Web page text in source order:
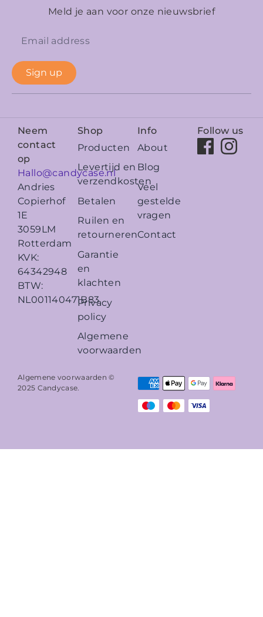
Meld je aan voor onze nieuwsbrief
Sign up
Neem
contact
op
Hallo@candycase.nl
Andries
Copierhof
1E
3059LM
Rotterdam
KVK:
64342948
BTW:
NL001140471B83
Shop
Producten
Levertijd en
verzendkosten
Betalen
Ruilen en
retourneren
Garantie
en
klachten
Privacy
policy
Algemene
voorwaarden
Info
About
Blog
Veel
gestelde
vragen
Contact
Follow us
Algemene voorwaarden ©
2025 Candycase.